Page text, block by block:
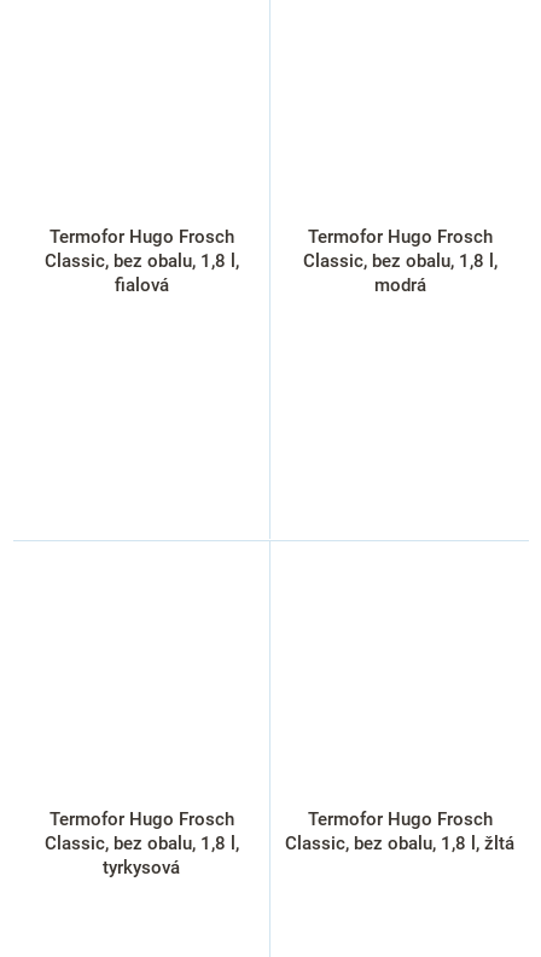
Termofor Hugo Frosch
Classic, bez obalu, 1,8 l,
fialová
Termofor Hugo Frosch
Classic, bez obalu, 1,8 l,
modrá
Termofor Hugo Frosch
Classic, bez obalu, 1,8 l,
tyrkysová
Termofor Hugo Frosch
Classic, bez obalu, 1,8 l, žltá